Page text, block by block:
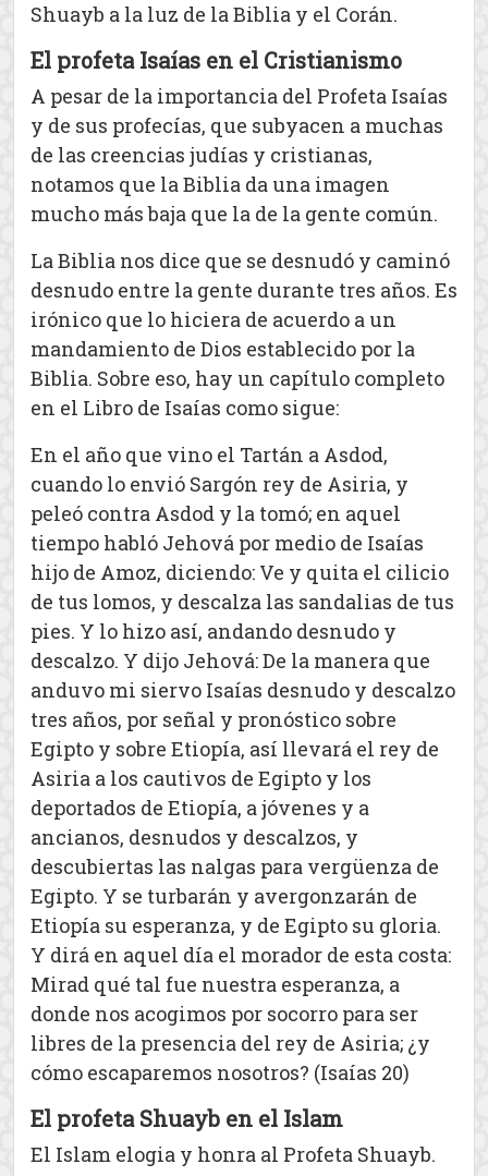
Shuayb a la luz de la Biblia y el Corán.
El profeta Isaías en el Cristianismo
A pesar de la importancia del Profeta Isaías
y de sus profecías, que subyacen a muchas
de las creencias judías y cristianas,
notamos que la Biblia da una imagen
mucho más baja que la de la gente común.
La Biblia nos dice que se desnudó y caminó
desnudo entre la gente durante tres años. Es
irónico que lo hiciera de acuerdo a un
mandamiento de Dios establecido por la
Biblia. Sobre eso, hay un capítulo completo
en el Libro de Isaías como sigue:
En el año que vino el Tartán a Asdod,
cuando lo envió Sargón rey de Asiria, y
peleó contra Asdod y la tomó; en aquel
tiempo habló Jehová por medio de Isaías
hijo de Amoz, diciendo: Ve y quita el cilicio
de tus lomos, y descalza las sandalias de tus
pies. Y lo hizo así, andando desnudo y
descalzo. Y dijo Jehová: De la manera que
anduvo mi siervo Isaías desnudo y descalzo
tres años, por señal y pronóstico sobre
Egipto y sobre Etiopía, así llevará el rey de
Asiria a los cautivos de Egipto y los
deportados de Etiopía, a jóvenes y a
ancianos, desnudos y descalzos, y
descubiertas las nalgas para vergüenza de
Egipto. Y se turbarán y avergonzarán de
Etiopía su esperanza, y de Egipto su gloria.
Y dirá en aquel día el morador de esta costa:
Mirad qué tal fue nuestra esperanza, a
donde nos acogimos por socorro para ser
libres de la presencia del rey de Asiria; ¿y
cómo escaparemos nosotros? (Isaías 20)
El profeta Shuayb en el Islam
El Islam elogia y honra al Profeta Shuayb.